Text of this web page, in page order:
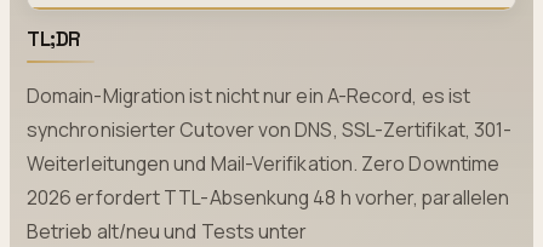
TL;DR
Domain-Migration ist nicht nur ein A-Record, es ist
synchronisierter Cutover von DNS, SSL-Zertifikat, 301-
Weiterleitungen und Mail-Verifikation. Zero Downtime
2026 erfordert TTL-Absenkung 48 h vorher, parallelen
Betrieb alt/neu und Tests unter